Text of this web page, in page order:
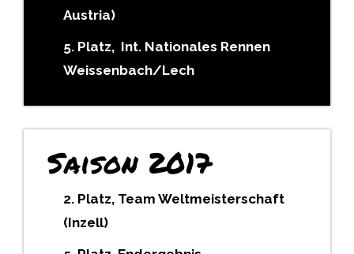
Austria)
5. Platz, Int. Nationales Rennen
Weissenbach/Lech
Saison 2017
2. Platz, Team Weltmeisterschaft
(Inzell)